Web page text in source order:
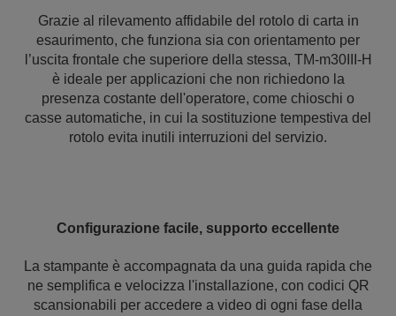
Grazie al rilevamento affidabile del rotolo di carta in
esaurimento, che funziona sia con orientamento per
l’uscita frontale che superiore della stessa, TM-m30III-H
è ideale per applicazioni che non richiedono la
presenza costante dell'operatore, come chioschi o
casse automatiche, in cui la sostituzione tempestiva del
rotolo evita inutili interruzioni del servizio.
Configurazione facile, supporto eccellente
La stampante è accompagnata da una guida rapida che
ne semplifica e velocizza l'installazione, con codici QR
scansionabili per accedere a video di ogni fase della